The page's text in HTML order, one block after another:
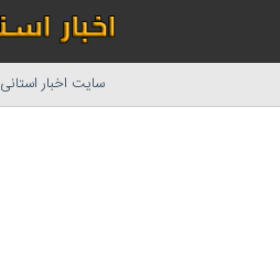
سایت اخبار استانی